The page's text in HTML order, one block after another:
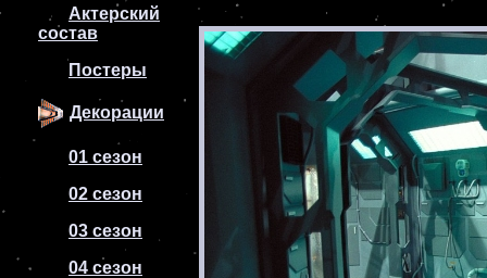
Актерский
состав
Постеры
Декорации
01 сезон
02 сезон
03 сезон
04 сезон